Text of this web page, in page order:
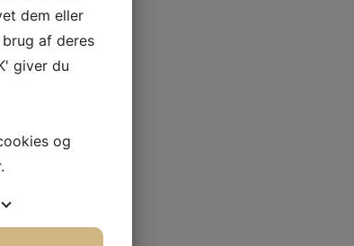
dem eller
af deres
giver du
og
.